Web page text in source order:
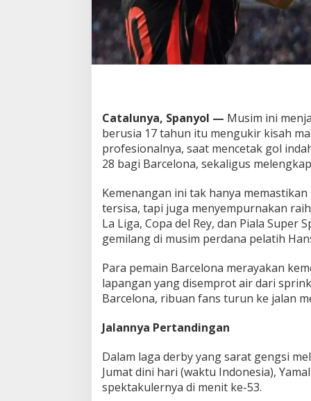
o
n
a
a
L
i
g
k
e
-
2
8
Catalunya, Spanyol — Musim ini
berusia 17 tahun itu mengukir kisah
profesionalnya, saat mencetak gol
28 bagi Barcelona, sekaligus
Kemenangan ini tak hanya
tersisa, tapi juga menyempurnakan
La Liga, Copa del Rey, dan Piala Super
gemilang di musim perdana pelatih
Para pemain Barcelona merayakan
lapangan yang disemprot air dari
Barcelona, ribuan fans turun ke jalan
Jalannya Pertandingan
Dalam laga derby yang sarat gengsi
Jumat dini hari (waktu Indonesia),
spektakulernya di menit ke-53.